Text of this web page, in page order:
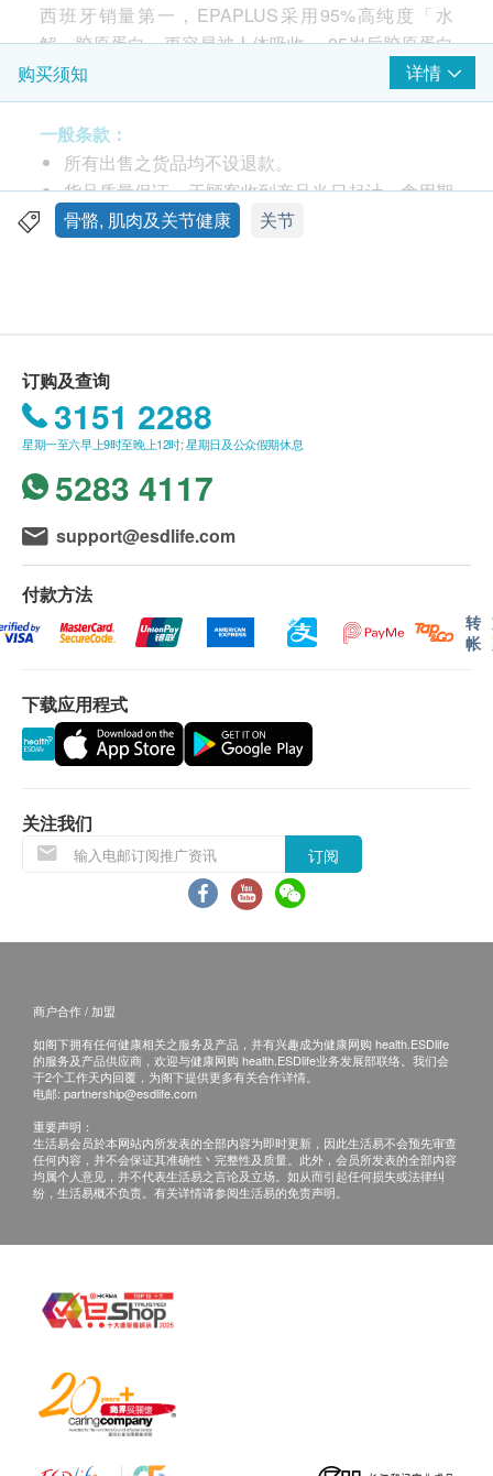
西班牙销量第一，EPAPLUS采用95%高纯度「水
解」胶原蛋白，更容易被人体吸收。 25岁后胶原蛋白
会加速流失，研究发现每天补充5克胶原蛋白有助保
湿及改善肌肤弹性；而补充10克胶原蛋白则可促进软
骨生成，改善关节健康。
透明质酸：双效滋润肌肤、润滑关节
镁、维他命C、B1、B2、B6：促进蛋白质转化，
助神经系统运作，改善疲劳
含一型和二型胶原蛋白，针对皮肤，关节和骨骼
性、更年期人士
服用方法
每天一匙，加进250毫升的水或其他饮料
成份
水解胶原蛋白、透明质酸、镁、维他命C、B1、B2、
B6
购买须知 详情
一般条款：
所有出售之货品均不设退款。
货品质量保证，于顾客收到产品当日起计，食用期
应最少有6个月或以上，特别标示到期日除外
送货条款：
购买 Equazen 佳健素 / Lacteol 力多尔 / Yiling 以
岭药业 / Epaplus 骨乐乐 产品总额满HK$500，即
可享本地免费送货服务。账单总额未满HK$500需
附加HK$40运费。
离岛及偏远地区不设上门送货，只限于顺丰智能柜
取件。
我们将于确定订单后3个工作天内安排发货。
不排除运送时间会因节日而有所影响。当八号烈风
讯号悬挂或黑色暴雨警告生效时，送货服务时间将
所有订单须视乎相关货品的供应情况再作最后确
认。倘若健康网购health.ESDlife未能提供任何订
单上的货品，健康网购health.ESDlife有权拒绝接
客再作安排。
或过期退回，供应商有权不受理。
如有其他损坏或遗漏查询，顾客必须保留有效收据
正本，并于送货后3个工作天内按下列方式联络 康
研药业 客户服务部跟进。
电邮: cs@fullhealth.store
骨骼, 肌肉及关节健康 关节
订购及查询
3151 2288
星期一至六早上9时至晚上12时; 星期日及公众假期休息
5283 4117
support@esdlife.com
付款方法
转
帐
下载应用程式
关注我们
订阅
商户合作 / 加盟
如阁下拥有任何健康相关之服务及产品，并有兴趣成为健康网购 health.ESDlife
的服务及产品供应商，欢迎与健康网购 health.ESDlife业务发展部联络。我们会
于2个工作天内回覆，为阁下提供更多有关合作详情。
电邮: partnership@esdlife.com
重要声明：
生活易会员於本网站内所发表的全部内容为即时更新，因此生活易不会预先审查
任何内容，并不会保证其准确性丶完整性及质量。此外，会员所发表的全部内容
均属个人意见，并不代表生活易之言论及立场。如从而引起任何损失或法律纠
纷，生活易概不负责。有关详情请参阅生活易的免责声明。